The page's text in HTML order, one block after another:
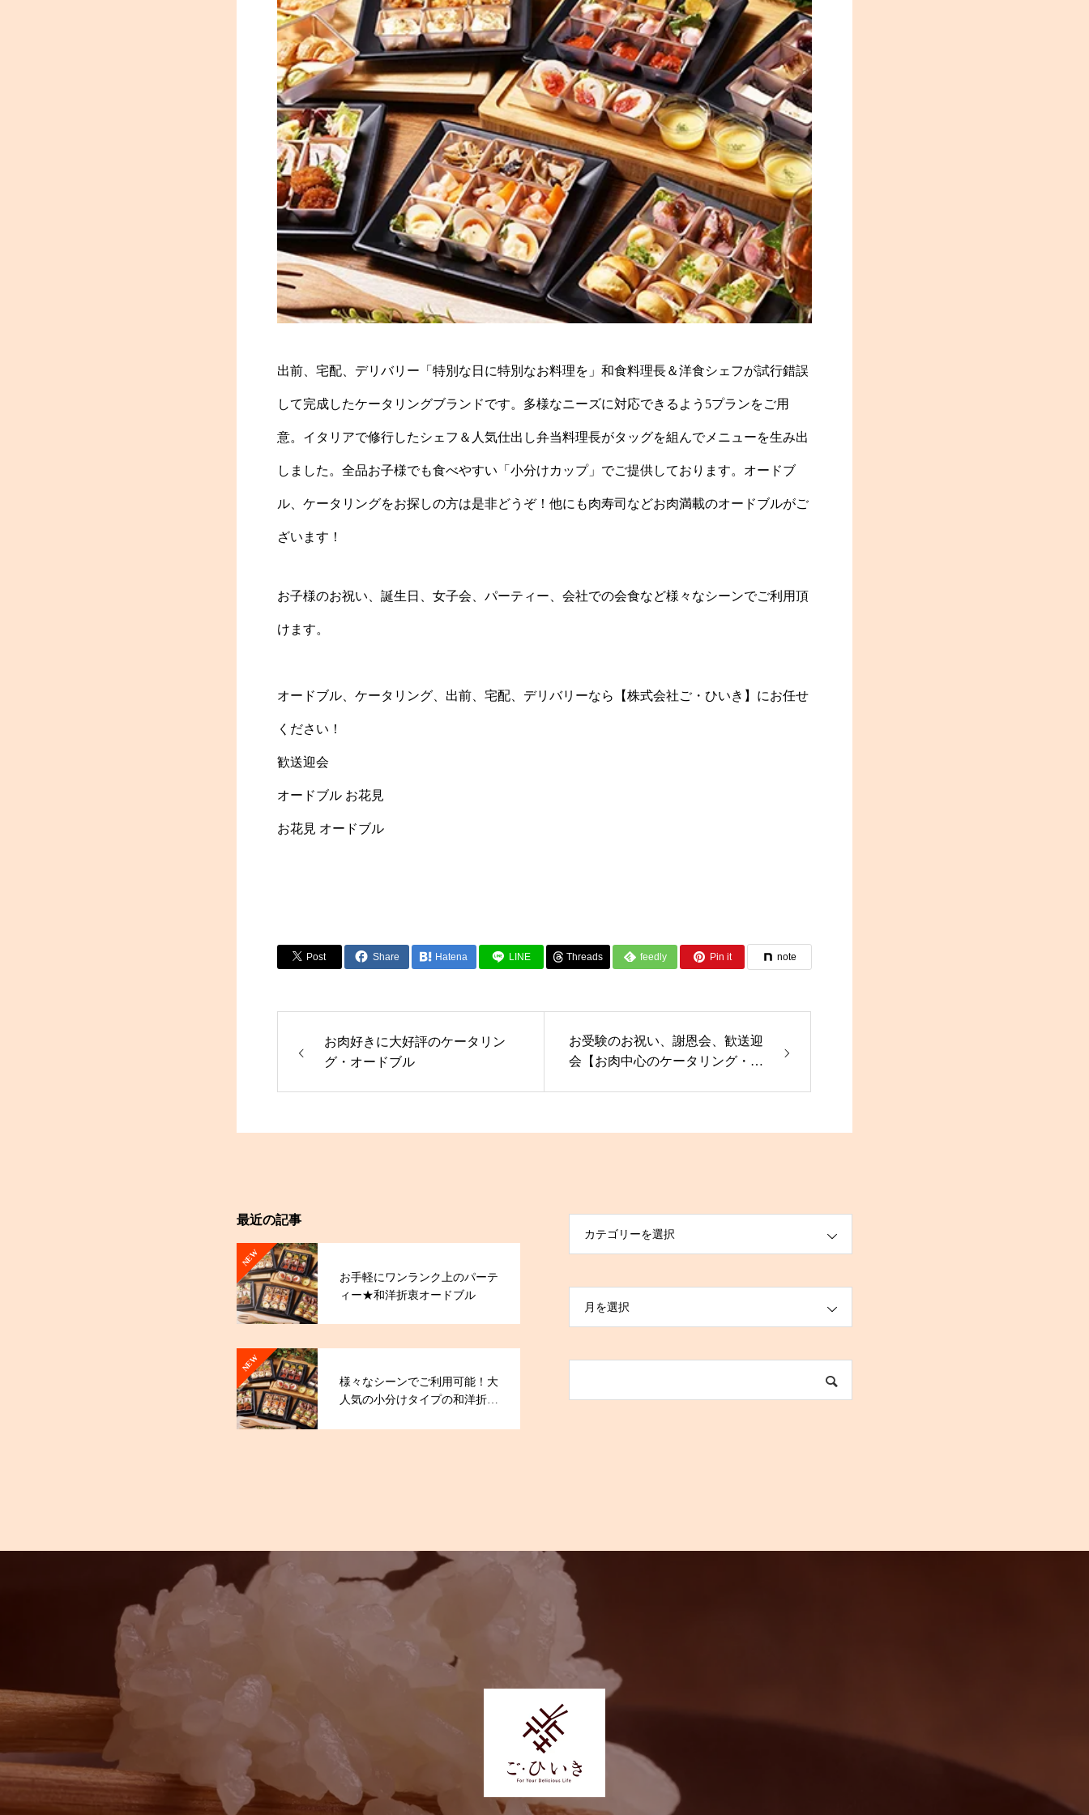
出前、宅配、デリバリー「特別な日に特別なお料理を」和食料理長＆洋食シェフが試行錯誤
して完成したケータリングブランドです。多様なニーズに対応できるよう5プランをご用
意。イタリアで修行したシェフ＆人気仕出し弁当料理長がタッグを組んでメニューを生み出
しました。全品お子様でも食べやすい「小分けカップ」でご提供しております。オードブ
ル、ケータリングをお探しの方は是非どうぞ！他にも肉寿司などお肉満載のオードブルがご
ざいます！
お子様のお祝い、誕生日、女子会、パーティー、会社での会食など様々なシーンでご利用頂
けます。
オードブル、ケータリング、出前、宅配、デリバリーなら【株式会社ご・ひいき】にお任せ
ください！
歓送迎会
オードブル お花見
お花見 オードブル
Post Share Hatena LINE Threads feedly Pin it note
お肉好きに大好評のケータリン
グ・オードブル
お受験のお祝い、謝恩会、歓送迎
会【お肉中心のケータリング・オ
最近の記事
NEW
お手軽にワンランク上のパーテ
ィー★和洋折衷オードブル
NEW
様々なシーンでご利用可能！大
人気の小分けタイプの和洋折衷
カテゴリーを選択
月を選択